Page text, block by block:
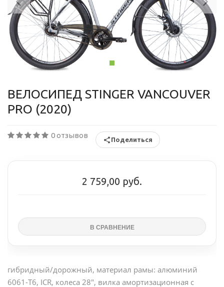
ВЕЛОСИПЕД STINGER VANCOUVER
PRO (2020)
0 отзывов Поделиться
2 759,00 руб.
гибридный/дорожный, материал рамы: алюминий
6061-T6, ICR, колеса 28", вилка амортизационная с